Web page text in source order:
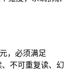
，必须满足
不可重复读、幻